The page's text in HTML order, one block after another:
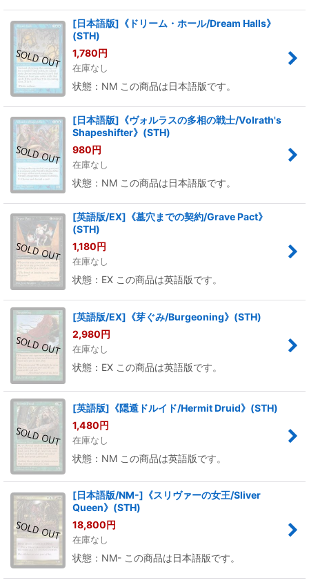
[日本語版]《ドリーム・ホール/Dream Halls》
(STH)
1,780円
在庫なし
状態：NM この商品は日本語版です。
[日本語版]《ヴォルラスの多相の戦士/Volrath's
Shapeshifter》(STH)
980円
在庫なし
状態：NM この商品は日本語版です。
[英語版/EX]《墓穴までの契約/Grave Pact》
(STH)
1,180円
在庫なし
状態：EX この商品は英語版です。
[英語版/EX]《芽ぐみ/Burgeoning》(STH)
2,980円
在庫なし
状態：EX この商品は英語版です。
[英語版]《隠遁ドルイド/Hermit Druid》(STH)
1,480円
在庫なし
状態：NM この商品は英語版です。
[日本語版/NM-]《スリヴァーの女王/Sliver
Queen》(STH)
18,800円
在庫なし
状態：NM- この商品は日本語版です。